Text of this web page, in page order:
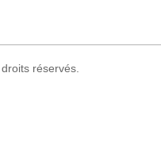
réservés.